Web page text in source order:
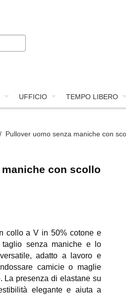
UFFICIO TEMPO LIBERO
/ Pullover uomo senza maniche con
con scollo
collo a V in 50% cotone e
senza maniche e lo
adatto a lavoro e
camicie o maglie
La presenza di elastane su
elegante e aiuta a